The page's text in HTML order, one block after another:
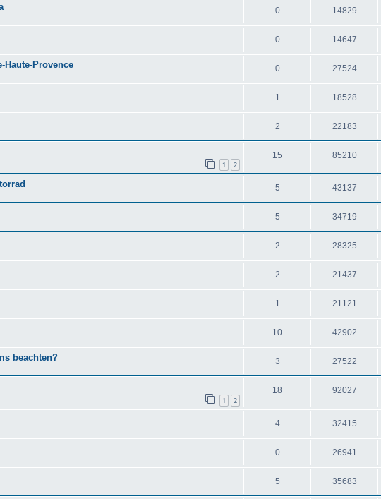
0 14829
0 14647
Haute-Provence 0 27524
1 18528
2 22183
1 2
15 85210
5 43137
5 34719
2 28325
2 21437
1 21121
10 42902
beachten? 3 27522
1 2
18 92027
4 32415
0 26941
5 35683